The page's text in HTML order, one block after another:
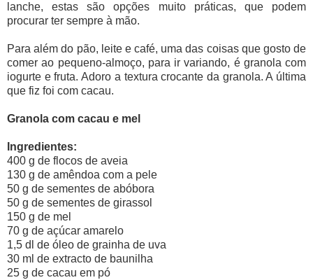
lanche, estas são opções muito práticas, que podem
procurar ter sempre à mão.
Para além do pão, leite e café, uma das coisas que gosto de
comer ao pequeno-almoço, para ir variando, é granola com
iogurte e fruta. Adoro a textura crocante da granola. A última
que fiz foi com cacau.
Granola com cacau e mel
Ingredientes:
400 g de flocos de aveia
130 g de amêndoa com a pele
50 g de sementes de abóbora
50 g de sementes de girassol
150 g de mel
70 g de açúcar amarelo
1,5 dl de óleo de grainha de uva
30 ml de extracto de baunilha
25 g de cacau em pó